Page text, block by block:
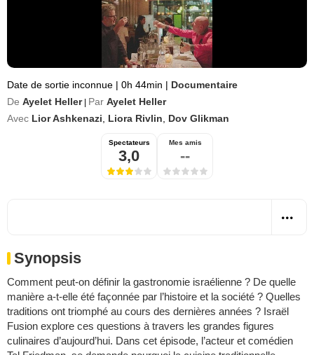
Date de sortie inconnue | 0h 44min | Documentaire
De Ayelet Heller Par Ayelet Heller
Avec Lior Ashkenazi Liora Rivlin Dov Glikman
Spectateurs
3,0
Mes amis
--
Synopsis
Comment peut-on définir la gastronomie israélienne ? De quelle
manière a-t-elle été façonnée par l’histoire et la société ? Quelles
traditions ont triomphé au cours des dernières années ? Israël
Fusion explore ces questions à travers les grandes figures
culinaires d’aujourd’hui. Dans cet épisode, l’acteur et comédien